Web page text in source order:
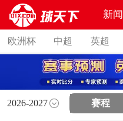
新闻
欧洲杯 中超 英超
2026-2027 赛程